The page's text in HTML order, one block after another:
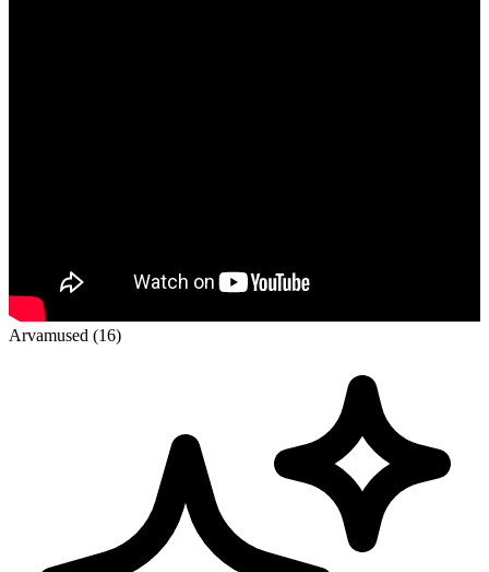
Arvamused (16)